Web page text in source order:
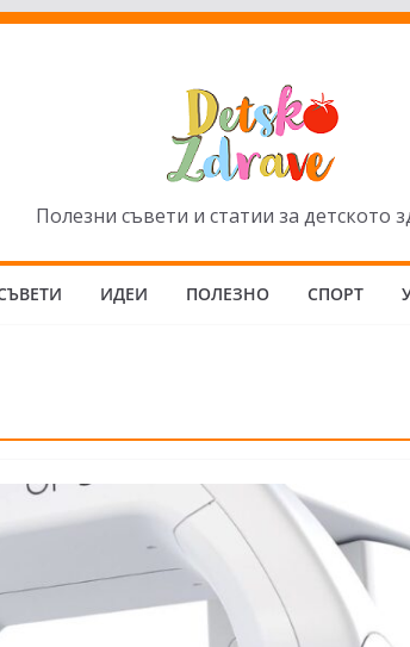
Полезни съвети и статии за детското
ИДЕИ ПОЛЕЗНО СПОРТ